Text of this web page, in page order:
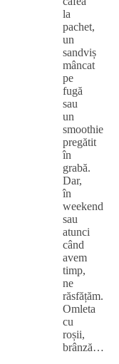
la
pachet,
un
sandviș
mâncat
pe
fugă
sau
un
smoothie
pregătit
în
grabă.
Dar,
în
weekend
sau
atunci
când
avem
timp,
ne
răsfățăm.
Omleta
cu
roșii,
brânză…